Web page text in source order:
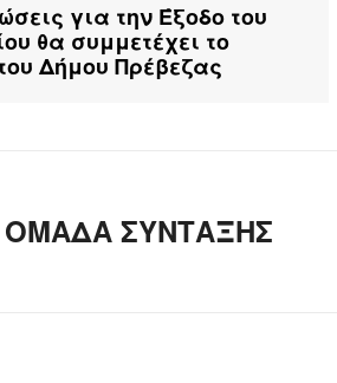
για την Έξοδο του
θα συμμετέχει το
Δήμου Πρέβεζας
ΟΜΑΔΑ ΣΥΝΤΑΞΗΣ